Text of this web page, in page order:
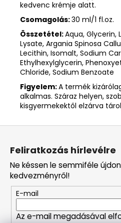
kedvenc krémje alatt.
Csomagolás:30 ml/1 fl.oz.
Összetétel:Aqua,
Lysate, Argania Spinosa
Lecithin, Isomalt, Sodium
Ethylhexylglycerin,
Chloride, Sodium Benzoate
Figyelem:A termék
alkalmas. Száraz helyen,
kisgyermekektől elzárva
Feliratkozás hírlevélre
Ne késsen le semmiféle
kedvezményről!
E-mail
Az e-mail megadásával